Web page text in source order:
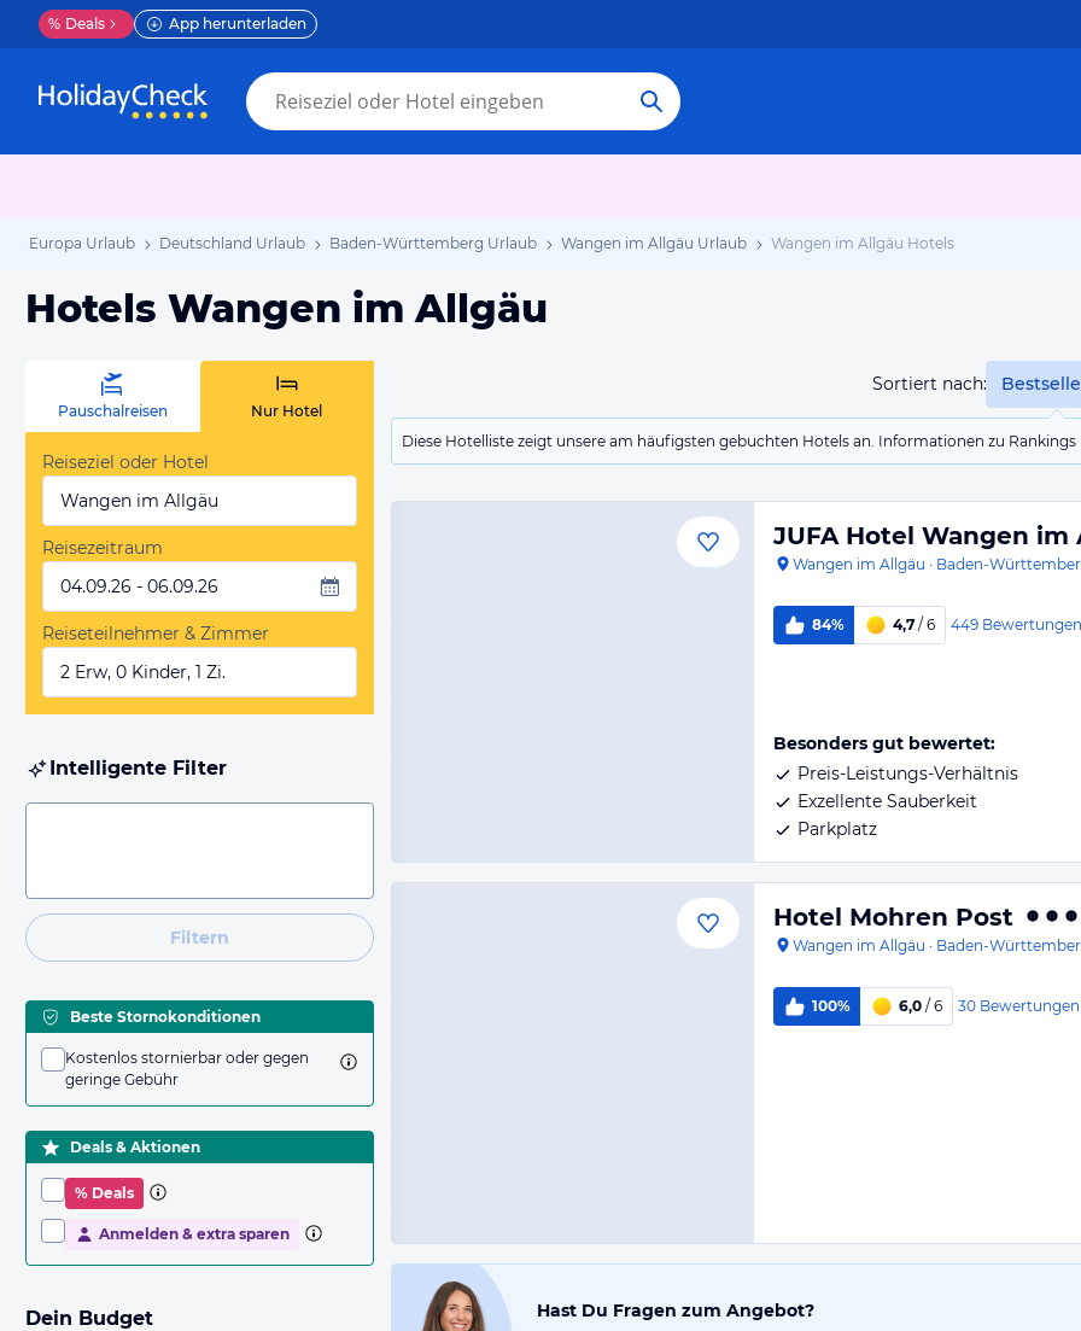
% Deals App herunterladen
Europa Urlaub Deutschland Urlaub Baden-Württemberg Urlaub Wangen im Allgäu Urlaub Wangen im Allgäu Hotels
Hotels Wangen im Allgäu
Sortiert nach:
Diese Hotelliste zeigt unsere am häufigsten gebuchten Hotels an. Informationen zu
Pauschalreisen Nur Hotel
Reiseziel oder Hotel
Wangen im Allgäu
Reisezeitraum
04.09.26 - 06.09.26
Reiseteilnehmer & Zimmer
2 Erw, 0 Kinder, 1 Zi.
Intelligente Filter
Filtern
Beste Stornokonditionen
Kostenlos stornierbar oder gegen
geringe Gebühr
Deals & Aktionen
% Deals
Anmelden & extra sparen
Dein Budget
JUFA Hotel Wangen im
Wangen im Allgäu · Baden-
84% 4,7 / 6 449 Bewertungen
Besonders gut bewertet:
Preis-Leistungs-Verhältnis
Exzellente Sauberkeit
Parkplatz
Hotel Mohren Post
Wangen im Allgäu · Baden-
100% 6,0 / 6 30 Bewertungen
Hast Du Fragen zum Angebot?